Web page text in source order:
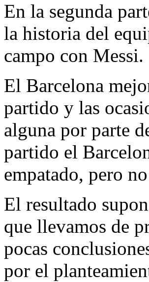
En la segunda
la historia del
campo con Messi.
El Barcelona
partido y las
alguna por parte
partido el
empatado, pero
El resultado
que llevamos de
pocas
por el